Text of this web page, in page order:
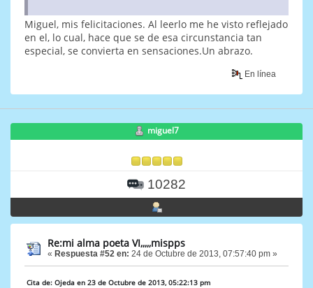
Miguel, mis felicitaciones. Al leerlo me he visto reflejado
en el, lo cual, hace que se de esa circunstancia tan
especial, se convierta en sensaciones.Un abrazo.
En línea
miguel7
10282
Re:mi alma poeta VI,,,,,mispps
« Respuesta #52 en: 24 de Octubre de 2013, 07:57:40 pm »
Cita de: Ojeda en 23 de Octubre de 2013, 05:22:13 pm